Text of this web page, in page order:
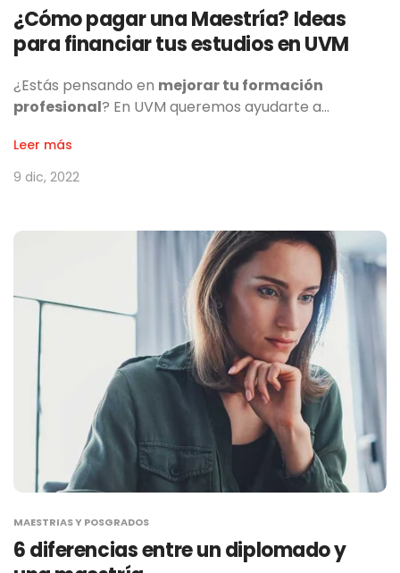
¿Cómo pagar una Maestría? Ideas
para financiar tus estudios en UVM
¿Estás pensando en mejorar tu formación
profesional? En UVM queremos ayudarte a…
Leer más
9 dic, 2022
MAESTRIAS Y POSGRADOS
6 diferencias entre un diplomado y